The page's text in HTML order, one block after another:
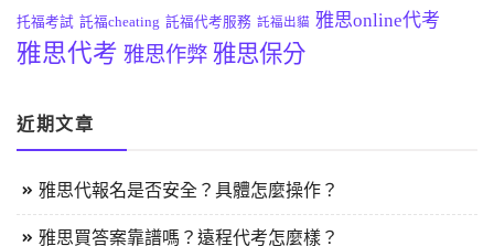
托福考試 託福cheating 託福代考服務 託福出貓 雅思online代考
雅思代考 雅思作弊 雅思保分
近期文章
雅思代報名是否安全？具體怎麼操作？
雅思買答案靠譜嗎？遠程代考怎麼樣？